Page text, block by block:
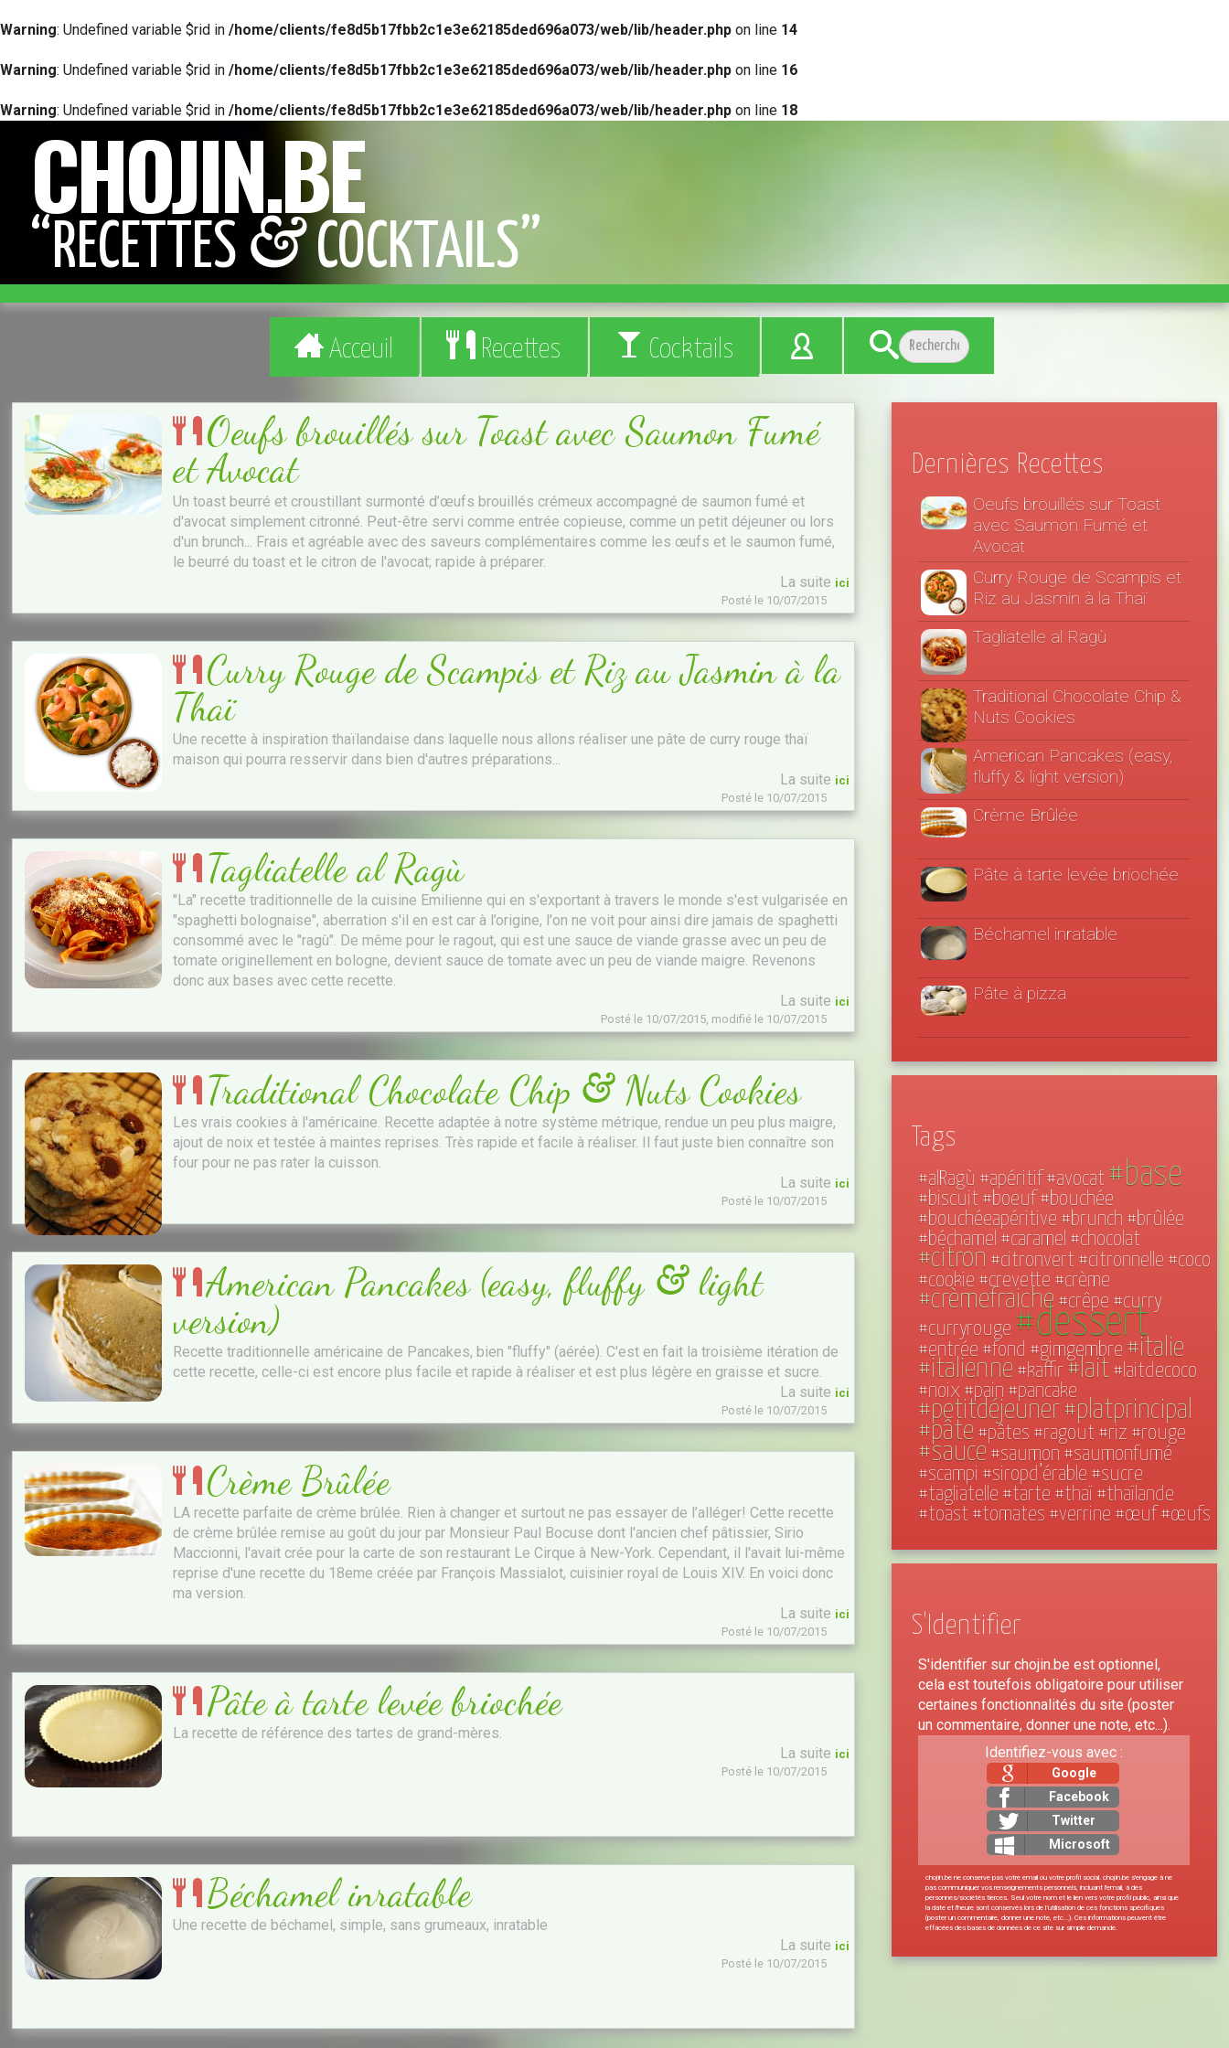
Warning: Undefined variable $rid in /home/clients/fe8d5b17fbb2c1e3e62185ded696a073/web/lib/header.php on line 14
Warning: Undefined variable $rid in /home/clients/fe8d5b17fbb2c1e3e62185ded696a073/web/lib/header.php on line 16
Warning: Undefined variable $rid in /home/clients/fe8d5b17fbb2c1e3e62185ded696a073/web/lib/header.php on line 18
CHOJIN.BE
“RECETTES &COCKTAILS”
Acceuil Recettes Cocktails
Oeufs brouillés sur Toast avec Saumon Fumé
et Avocat
Un toast beurré et croustillant surmonté d’œufs brouillés crémeux accompagné de saumon fumé et
d'avocat simplement citronné. Peut-être servi comme entrée copieuse, comme un petit déjeuner ou lors
d'un brunch... Frais et agréable avec des saveurs complémentaires comme les œufs et le saumon fumé,
le beurré du toast et le citron de l'avocat; rapide à préparer.
La suite ici
Posté le 10/07/2015
Curry Rouge de Scampis et Riz au Jasmin à la
Thaï
Une recette à inspiration thaïlandaise dans laquelle nous allons réaliser une pâte de curry rouge thaï
maison qui pourra resservir dans bien d'autres préparations...
La suite ici
Posté le 10/07/2015
Tagliatelle al Ragù
"La" recette traditionnelle de la cuisine Emilienne qui en s'exportant à travers le monde s'est vulgarisée en
"spaghetti bolognaise", aberration s'il en est car à l’origine, l'on ne voit pour ainsi dire jamais de spaghetti
consommé avec le "ragù". De même pour le ragout, qui est une sauce de viande grasse avec un peu de
tomate originellement en bologne, devient sauce de tomate avec un peu de viande maigre. Revenons
donc aux bases avec cette recette.
La suite ici
Posté le 10/07/2015, modifié le 10/07/2015
Traditional Chocolate Chip &Nuts Cookies
Les vrais cookies à l'américaine. Recette adaptée à notre système métrique, rendue un peu plus maigre,
ajout de noix et testée à maintes reprises. Très rapide et facile à réaliser. Il faut juste bien connaître son
four pour ne pas rater la cuisson.
La suite ici
Posté le 10/07/2015
American Pancakes (easy, fluffy &light
version)
Recette traditionnelle américaine de Pancakes, bien "fluffy" (aérée). C'est en fait la troisième itération de
cette recette, celle-ci est encore plus facile et rapide à réaliser et est plus légère en graisse et sucre.
La suite ici
Posté le 10/07/2015
Crème Brûlée
LA recette parfaite de crème brûlée. Rien à changer et surtout ne pas essayer de l’alléger! Cette recette
de crème brûlée remise au goût du jour par Monsieur Paul Bocuse dont l'ancien chef pâtissier, Sirio
Maccionni, l'avait crée pour la carte de son restaurant Le Cirque à New-York. Cependant, il l'avait lui-même
reprise d'une recette du 18eme créée par François Massialot, cuisinier royal de Louis XIV. En voici donc
ma version.
La suite ici
Posté le 10/07/2015
Pâte à tarte levée briochée
La recette de référence des tartes de grand-mères.
La suite ici
Posté le 10/07/2015
Béchamel inratable
Une recette de béchamel, simple, sans grumeaux, inratable
La suite ici
Posté le 10/07/2015
Dernières Recettes
Oeufs brouillés sur Toast
avec Saumon Fumé et
Avocat
Curry Rouge de Scampis et
Riz au Jasmin à la Thaï
Tagliatelle al Ragù
Traditional Chocolate Chip &
Nuts Cookies
American Pancakes (easy,
fluffy & light version)
Crème Brûlée
Pâte à tarte levée briochée
Béchamel inratable
Pâte à pizza
Tags
#alRagù #apéritif #avocat #base
#biscuit #boeuf #bouchée
#bouchéeapéritive #brunch #brûlée
#béchamel #caramel #chocolat
#citron #citronvert #citronnelle #coco
#cookie #crevette #crème
#crèmefraiche #crêpe #curry
#curryrouge #dessert
#entrée #fond #gimgembre #italie
#italienne #kaffir #lait #laitdecoco
#noix #pain #pancake
#petitdéjeuner#platprincipal
#pâte #pâtes #ragout #riz #rouge
#sauce #saumon #saumonfumé
#scampi #siropd’érable #sucre
#tagliatelle #tarte #thaï #thaïlande
#toast #tomates #verrine #œuf #œufs
S'Identifier
S'identifier sur chojin.be est optionnel,
cela est toutefois obligatoire pour utiliser
certaines fonctionnalités du site (poster
un commentaire, donner une note, etc...).
Identifiez-vous avec :
Google
Facebook
Twitter
Microsoft
chojin.be ne conserve pas votre email ou votre profil social. chojin.be s'engage à ne
pas communiquer vos renseignements personnels, incluant l'email, à des
personnes/sociétés tierces. Seul votre nom et le lien vers votre profil public, ainsi que
la date et l'heure sont conservés lors de l’utilisation de ces fonctions spécifiques
(poster un commentaire, donner une note, etc...). Ces informations peuvent être
effacées des bases de données de ce site sur simple demande.